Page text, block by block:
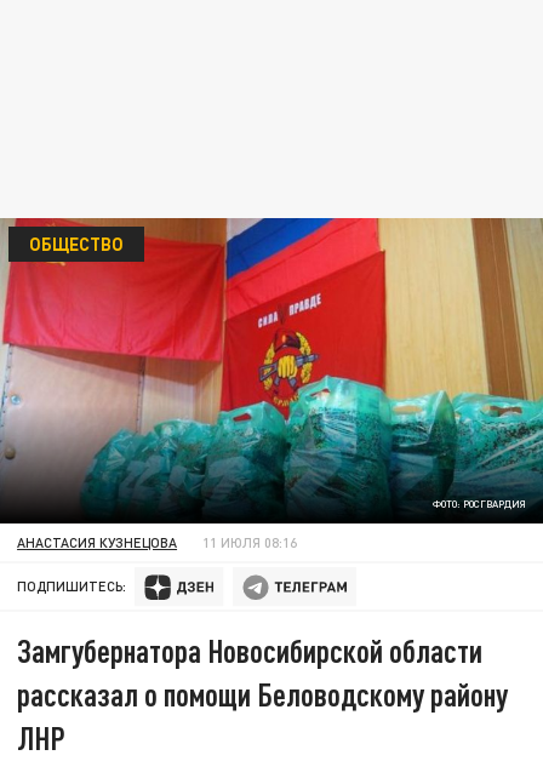
ФОТО: РОСГВАРДИЯ
ОБЩЕСТВО
АНАСТАСИЯ КУЗНЕЦОВА 11 ИЮЛЯ 08:16
ПОДПИШИТЕСЬ:
Замгубернатора Новосибирской области
рассказал о помощи Беловодскому району
ЛНР